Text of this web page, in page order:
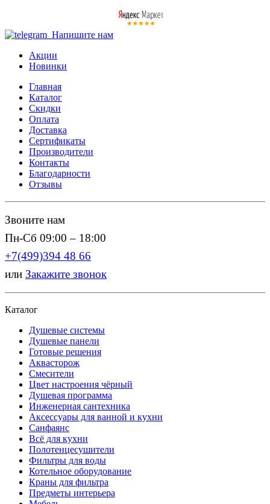
Напишите нам
Акции
Новинки
Главная
Каталог
Скидки
Оплата
Доставка
Сертификаты
Производители
Контакты
Благодарности
Отзывы
Звоните нам
Пн-Сб 09:00 – 18:00
+7(499)394 48 66
или Закажите звонок
Каталог
Душевые системы
Душевые панели
Готовые решения
Аквасторож
Смесители
Цвет настроения чёрный
Душевая программа
Инженерная сантехника
Аксессуары для ванной и кухни
Санфаянс
Всё для кухни
Полотенцесушители
Фильтры для воды
Котельное оборудование
Краны для фильтра
Предметы интерьера